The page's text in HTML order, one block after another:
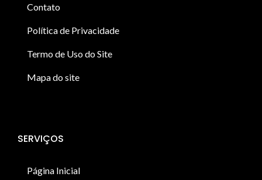
Contato
Política de Privacidade
Termo de Uso do Site
Mapa do site
SERVIÇOS
Página Inicial